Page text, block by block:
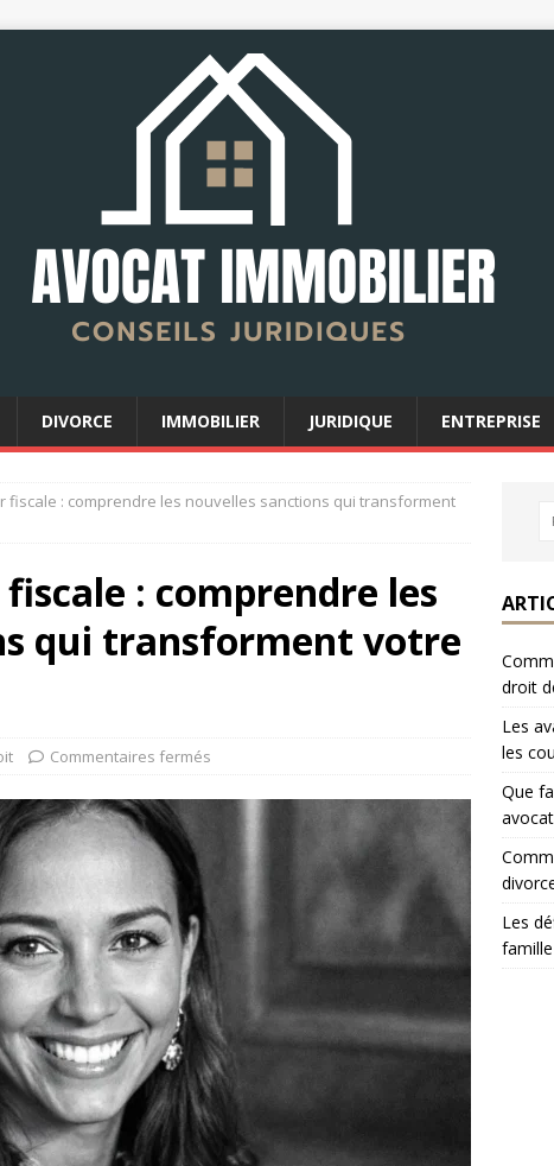
DIVORCE IMMOBILIER JURIDIQUE ENTREPRISE
fiscale : comprendre les nouvelles sanctions qui transforment
: comprendre les
qui transforment votre
Commentaires fermés
droit
Les
les
Que
Les